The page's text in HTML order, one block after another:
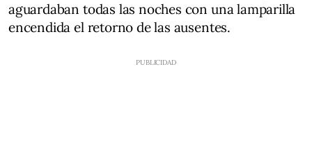
aguardaban todas las noches con una lamparilla
encendida el retorno de las ausentes.